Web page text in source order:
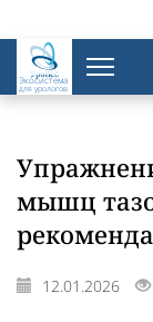
Экосистема
для урологов
мышц
12.01.2026